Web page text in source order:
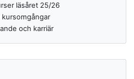
läsåret 25/26
kursomgångar
och karriär